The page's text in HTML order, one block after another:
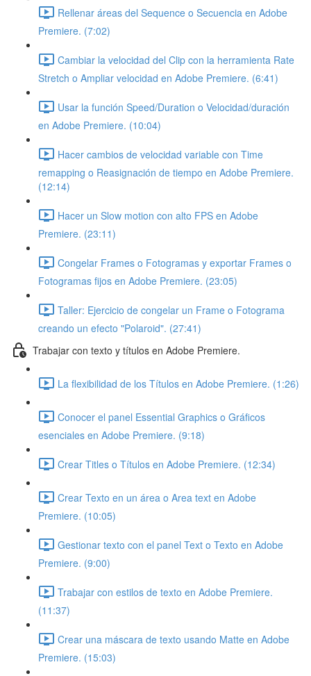
Rellenar áreas del Sequence o Secuencia en Adobe
Premiere. (7:02)
Cambiar la velocidad del Clip con la herramienta Rate
Stretch o Ampliar velocidad en Adobe Premiere. (6:41)
Usar la función Speed/Duration o Velocidad/duración
en Adobe Premiere. (10:04)
Hacer cambios de velocidad variable con Time
remapping o Reasignación de tiempo en Adobe Premiere.
(12:14)
Hacer un Slow motion con alto FPS en Adobe
Premiere. (23:11)
Congelar Frames o Fotogramas y exportar Frames o
Fotogramas fijos en Adobe Premiere. (23:05)
Taller: Ejercicio de congelar un Frame o Fotograma
creando un efecto "Polaroid". (27:41)
Trabajar con texto y títulos en Adobe Premiere.
La flexibilidad de los Títulos en Adobe Premiere. (1:26)
Conocer el panel Essential Graphics o Gráficos
esenciales en Adobe Premiere. (9:18)
Crear Titles o Títulos en Adobe Premiere. (12:34)
Crear Texto en un área o Area text en Adobe
Premiere. (10:05)
Gestionar texto con el panel Text o Texto en Adobe
Premiere. (9:00)
Trabajar con estilos de texto en Adobe Premiere.
(11:37)
Crear una máscara de texto usando Matte en Adobe
Premiere. (15:03)